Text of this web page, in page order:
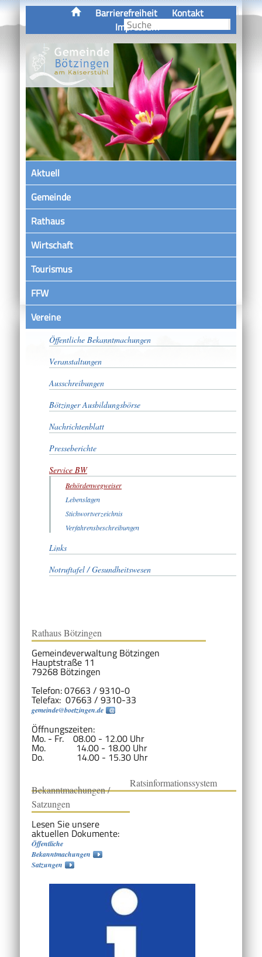
Barrierefreiheit
Kontakt
Impressum
Aktuell
Gemeinde
Rathaus
Wirtschaft
Tourismus
FFW
VereineSatzungen
Öffentliche Bekanntmachungen
Veranstaltungen
Ausschreibungen
Bötzinger Ausbildungsbörse
Nachrichtenblatt
Presseberichte
Service BW
Behördenwegweiser
Lebenslagen
Stichwortverzeichnis
Verfahrensbeschreibungen
Links
Notruftafel / Gesundheitswesen
Rathaus Bötzingen
Gemeindeverwaltung Bötzingen
Hauptstraße 11
79268 Bötzingen
Telefon: 07663 / 9310-0
Telefax: 07663 / 9310-33
gemeinde@boetzingen.de
Öffnungszeiten:
Mo. - Fr. 08.00 - 12.00 Uhr
Mo. 14.00 - 18.00 Uhr
Do. 14.00 - 15.30 Uhr
Bekanntmachungen /
Satzungen
Lesen Sie unsere
aktuellen Dokumente:
Öffentliche
Bekanntmachungen
Satzungen
Ratsinformationssystem